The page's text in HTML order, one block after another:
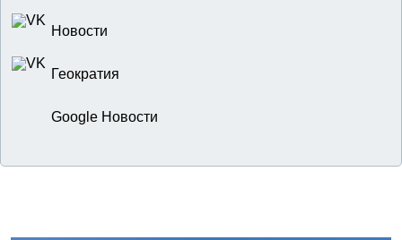
Новости
Геократия
Google Новости